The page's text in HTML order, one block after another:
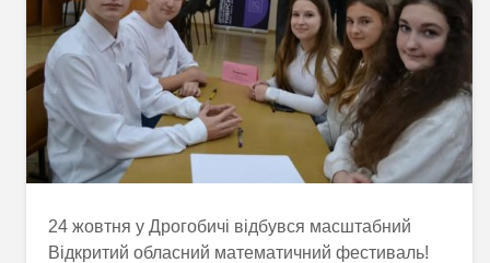
24 жовтня у Дрогобичі відбувся масштабний
Відкритий обласний математичний фестиваль!